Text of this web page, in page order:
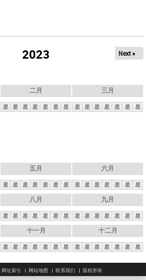
2023 Next »
二月
星 星 星 星 星 星 星
三月
星 星 星 星 星 星 星
五月
星 星 星 星 星 星 星
六月
星 星 星 星 星 星 星
八月
星 星 星 星 星 星 星
九月
星 星 星 星 星 星 星
十一月
星 星 星 星 星 星 星
十二月
星 星 星 星 星 星 星
网址索引 网站地图 联系我们 版权所有